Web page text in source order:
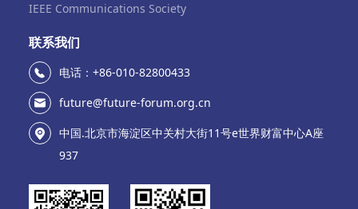
IEEE Communications Society
联系我们
电话：+86-010-82800433
future@future-forum.org.cn
中国.北京市海淀区中关村大街11号e世界财富中心A座
937